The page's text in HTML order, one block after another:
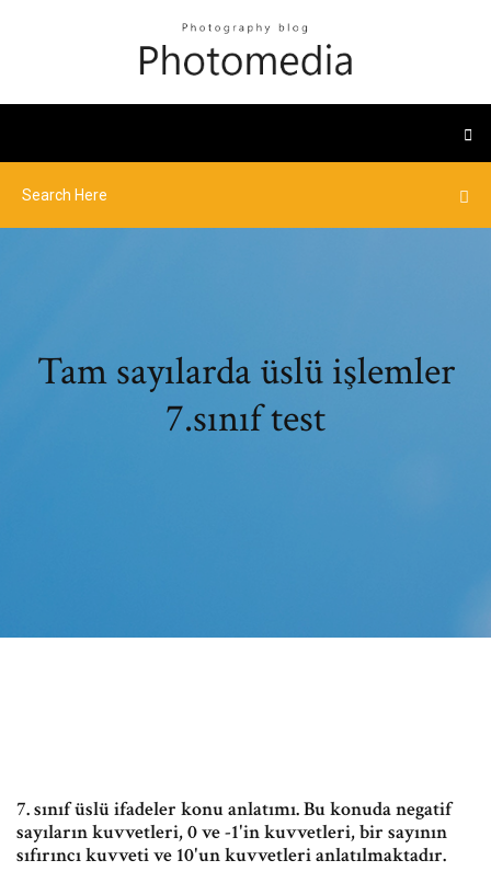
Tam sayılarda üslü işlemler
7.sınıf test
7. sınıf üslü ifadeler konu anlatımı. Bu konuda negatif
sayıların kuvvetleri, 0 ve -1'in kuvvetleri, bir sayının
sıfırıncı kuvveti ve 10'un kuvvetleri anlatılmaktadır.